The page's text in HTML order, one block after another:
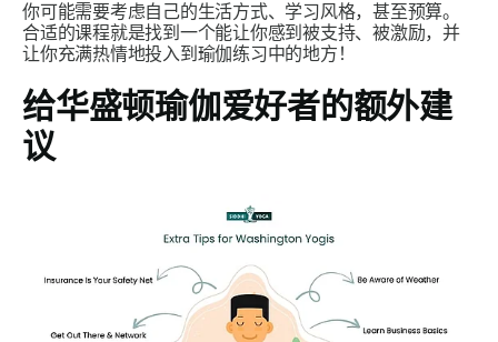
你可能需要考虑自己的生活方式、学习风格，甚至预算。
合适的课程就是找到一个能让你感到被支持、被激励，并
让你充满热情地投入到瑜伽练习中的地方！
给华盛顿瑜伽爱好者的额外建
议